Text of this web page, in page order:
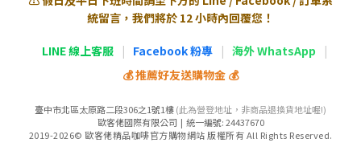
統留言，我們將於 12 小時內回覆您！
LINE 線上客服 | Facebook 粉專 | 海外 WhatsApp
|
💰 推薦好友送購物金 💰
臺中市北區太原路二段306之1號1樓(此為營登地址，非商品退換貨地址喔!)
歐客佬國際有限公司 | 統一編號: 24437670
2019-2026© 歐客佬精品咖啡官方購物網站 版權所有 All Rights Reserved.